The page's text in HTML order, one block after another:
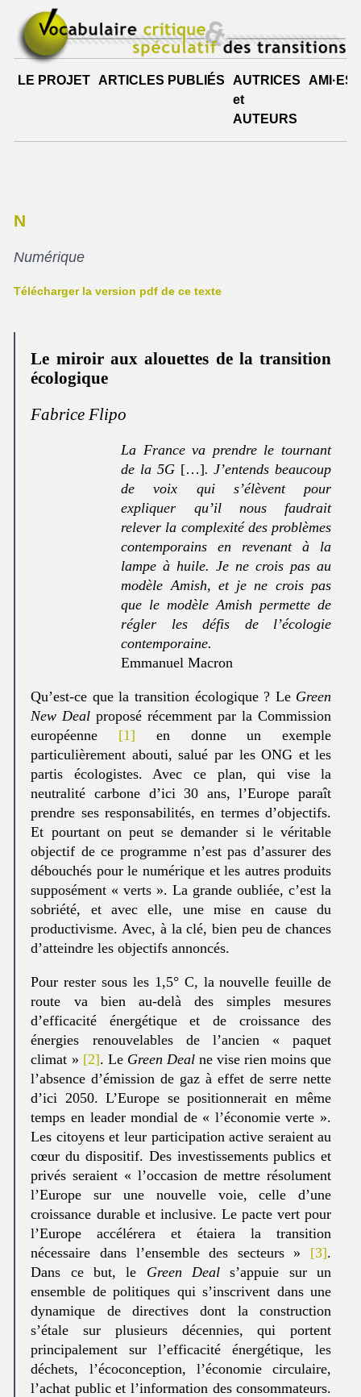
LE PROJET ARTICLES PUBLIÉS
AUTRICES
et
AUTEURS
AMI·ES
N
Numérique
Télécharger la version pdf de ce texte
Le miroir aux alouettes de la transition
écologique
Fabrice Flipo
La France va prendre le tournant
de la 5G […]. J’entends beaucoup
de voix qui s’élèvent pour
expliquer qu’il nous faudrait
relever la complexité des problèmes
contemporains en revenant à la
lampe à huile. Je ne crois pas au
modèle Amish, et je ne crois pas
que le modèle Amish permette de
régler les défis de l’écologie
contemporaine.
Emmanuel Macron
Qu’est-ce que la transition écologique ? Le Green
New Deal proposé récemment par la Commission
européenne [1] en donne un exemple
particulièrement abouti, salué par les ONG et les
partis écologistes. Avec ce plan, qui vise la
neutralité carbone d’ici 30 ans, l’Europe paraît
prendre ses responsabilités, en termes d’objectifs.
Et pourtant on peut se demander si le véritable
objectif de ce programme n’est pas d’assurer des
débouchés pour le numérique et les autres produits
supposément « verts ». La grande oubliée, c’est la
sobriété, et avec elle, une mise en cause du
productivisme. Avec, à la clé, bien peu de chances
d’atteindre les objectifs annoncés.
Pour rester sous les 1,5° C, la nouvelle feuille de
route va bien au-delà des simples mesures
d’efficacité énergétique et de croissance des
énergies renouvelables de l’ancien « paquet
climat » [2]. Le Green Dealne vise rien moins que
l’absence d’émission de gaz à effet de serre nette
d’ici 2050. L’Europe se positionnerait en même
temps en leader mondial de « l’économie verte ».
Les citoyens et leur participation active seraient au
cœur du dispositif. Des investissements publics et
privés seraient « l’occasion de mettre résolument
l’Europe sur une nouvelle voie, celle d’une
croissance durable et inclusive. Le pacte vert pour
l’Europe accélérera et étaiera la transition
nécessaire dans l’ensemble des secteurs » [3].
Dans ce but, le Green Deal s’appuie sur un
ensemble de politiques qui s’inscrivent dans une
dynamique de directives dont la construction
s’étale sur plusieurs décennies, qui portent
principalement sur l’efficacité énergétique, les
déchets, l’écoconception, l’économie circulaire,
l’achat public et l’information des consommateurs.